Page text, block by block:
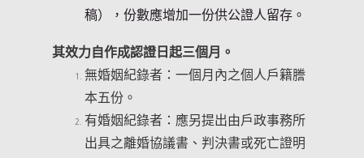
稿），份數應增加一份供公證人留存。
其效力自作成認證日起三個月。
無婚姻紀錄者：一個月內之個人戶籍謄
本五份。
有婚姻紀錄者：應另提出由戶政事務所
出具之離婚協議書、判決書或死亡證明